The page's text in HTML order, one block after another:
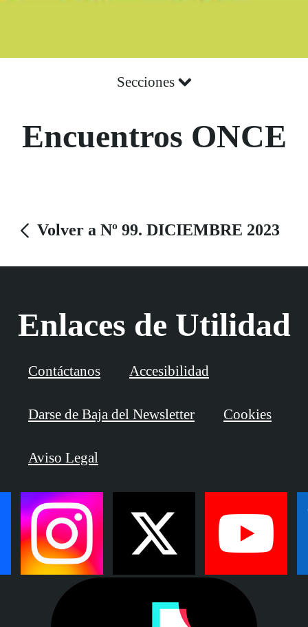
Secciones
Encuentros ONCE
Volver a Nº 99. DICIEMBRE 2023
Enlaces de Utilidad
Contáctanos Accesibilidad
Darse de Baja del Newsletter Cookies
Aviso Legal